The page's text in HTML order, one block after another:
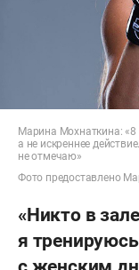
Марина Мохнаткина: «8
а не искреннее
не отмечаю»
Фото предоставлено
«Никто в
я